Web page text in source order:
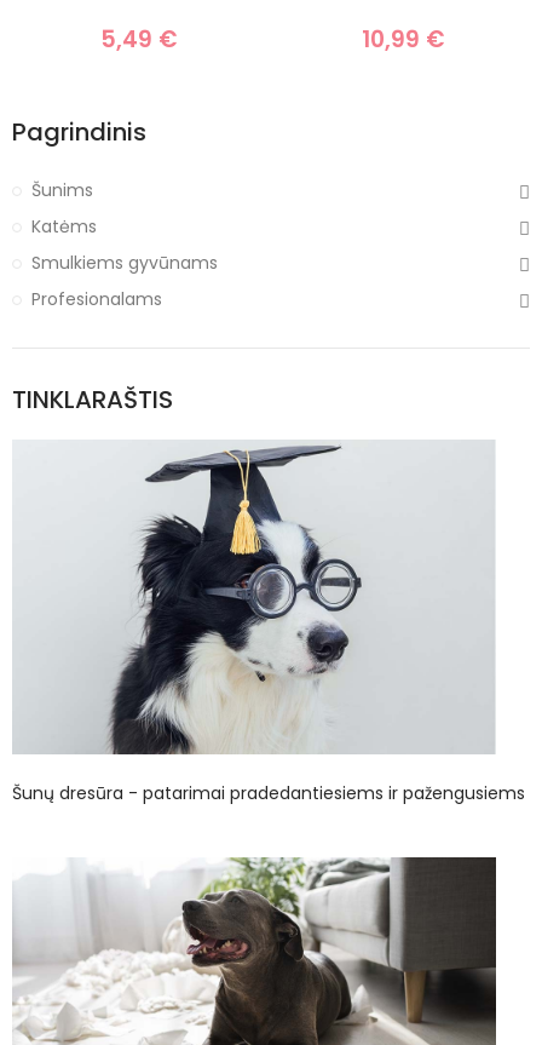
5,49 € 10,99 €
Pagrindinis
Šunims
Katėms
Smulkiems gyvūnams
Profesionalams
TINKLARAŠTIS
Šunų dresūra - patarimai pradedantiesiems ir pažengusiems